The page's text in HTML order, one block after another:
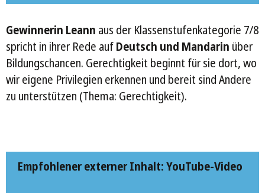
Gewinnerin Leann aus der Klassenstufenkategorie 7/8
spricht in ihrer Rede aufDeutsch und Mandarin über
Bildungschancen. Gerechtigkeit beginnt für sie dort, wo
wir eigene Privilegien erkennen und bereit sind Andere
zu unterstützen (Thema: Gerechtigkeit).
Empfohlener externer Inhalt: YouTube-Video